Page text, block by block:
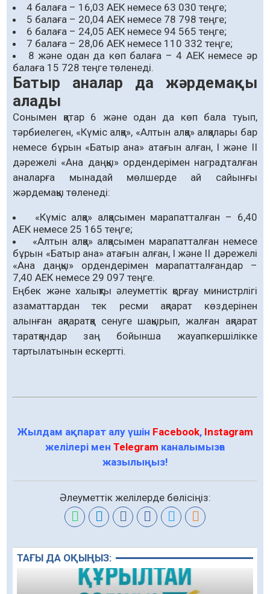
4 балаға – 16,03 АЕК немесе 63 030 теңге;
5 балаға – 20,04 АЕК немесе 78 798 теңге;
6 балаға – 24,05 АЕК немесе 94 565 теңге;
7 балаға – 28,06 АЕК немесе 110 332 теңге;
8 және одан да көп балаға – 4 АЕК немесе әр
балаға 15 728 теңге төленеді.
Батыр аналар да жәрдемақы
алады
Сонымен қатар 6 және одан да көп бала туып,
тәрбиелеген, «Күміс алқа», «Алтын алқа» алқалары бар
немесе бұрын «Батыр ана» атағын алған, I және II
дәрежелі «Ана даңқы» ордендерімен наградталған
аналарға мынадай мөлшерде ай сайынғы
жәрдемақы төленеді:
«Күміс алқа» алқасымен марапатталған – 6,40
АЕК немесе 25 165 теңге;
«Алтын алқа» алқасымен марапатталған немесе
бұрын «Батыр ана» атағын алған, I және II дәрежелі
«Ана даңқы» ордендерімен марапатталғандар –
7,40 АЕК немесе 29 097 теңге.
Еңбек және халықты әлеуметтік қорғау министрлігі
азаматтардан тек ресми ақпарат көздерінен
алынған ақпаратқа сенуге шақырып, жалған ақпарат
таратқандар заң бойынша жауапкершілікке
тартылатынын ескертті.
Жылдам ақпарат алу үшін Facebook, Instagram
желілері мен Telegram каналымызға
жазылыңыз!
Әлеуметтік желілерде бөлісіңіз:
ТАҒЫ ДА ОҚЫҢЫЗ: